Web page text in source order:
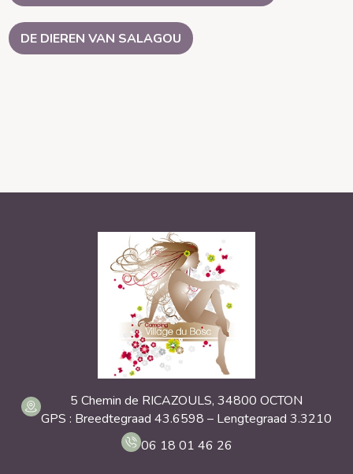
DE DIEREN VAN SALAGOU
5 Chemin de RICAZOULS, 34800 OCTON
GPS : Breedtegraad 43.6598 – Lengtegraad 3.3210
06 18 01 46 26